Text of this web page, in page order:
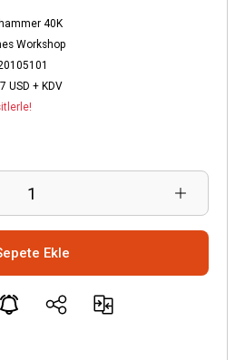
40K
Workshop
USD + KDV
Ekle